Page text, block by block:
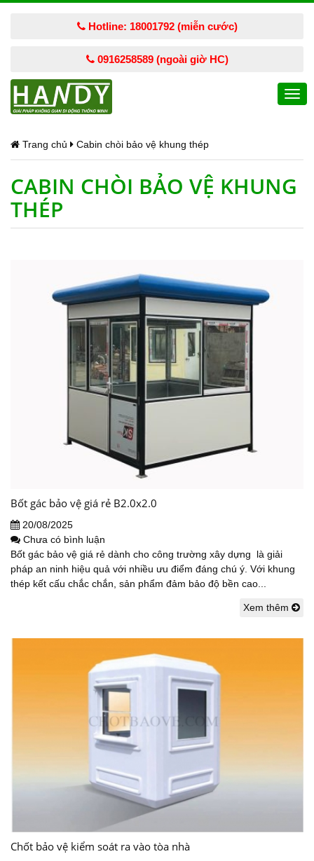
Hotline: 18001792 (miễn cước)
0916258589 (ngoài giờ HC)
Trang chủ Cabin chòi bảo vệ khung thép
CABIN CHÒI BẢO VỆ KHUNG
THÉP
Bốt gác bảo vệ giá rẻ B2.0x2.0
20/08/2025
Chưa có bình luận
Bốt gác bảo vệ giá rẻ dành cho công trường xây dựng là giải
pháp an ninh hiệu quả với nhiều ưu điểm đáng chú ý. Với khung
thép kết cấu chắc chắn, sản phẩm đảm bảo độ bền cao...
Xem thêm
Chốt bảo vệ kiểm soát ra vào tòa nhà